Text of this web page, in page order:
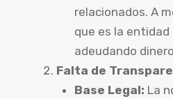
relacionados. A
que es la entidad
adeudando
Falta de
Base Legal: La